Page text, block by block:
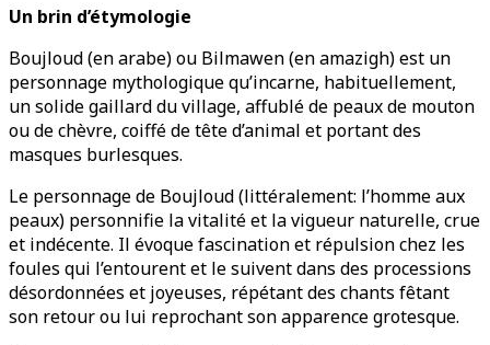
Un brin d’étymologie
Boujloud (en arabe) ou Bilmawen (en amazigh) est un
personnage mythologique qu’incarne, habituellement,
un solide gaillard du village, affublé de peaux de mouton
ou de chèvre, coiffé de tête d’animal et portant des
masques burlesques.
Le personnage de Boujloud (littéralement: l’homme aux
peaux) personnifie la vitalité et la vigueur naturelle, crue
et indécente. Il évoque fascination et répulsion chez les
foules qui l’entourent et le suivent dans des processions
désordonnées et joyeuses, répétant des chants fêtant
son retour ou lui reprochant son apparence grotesque.